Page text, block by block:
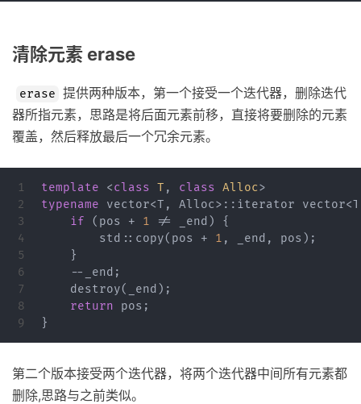
清除元素 erase
erase 提供两种版本，第一个接受一个迭代器，删除迭代
器所指元素，思路是将后面元素前移，直接将要删除的元素
覆盖，然后释放最后一个冗余元素。
1
2
3
4
5
6
7
8
template <class T , class Alloc>
typename
vector<T , Alloc>:: iterator vector<T
if
( pos + 1 != _end )
{
std :: copy( pos + 1 , _end , pos );
}
--
_end ;
destroy( _end );
return
pos ;
}
第二个版本接受两个迭代器，将两个迭代器中间所有元素都
删除,思路与之前类似。